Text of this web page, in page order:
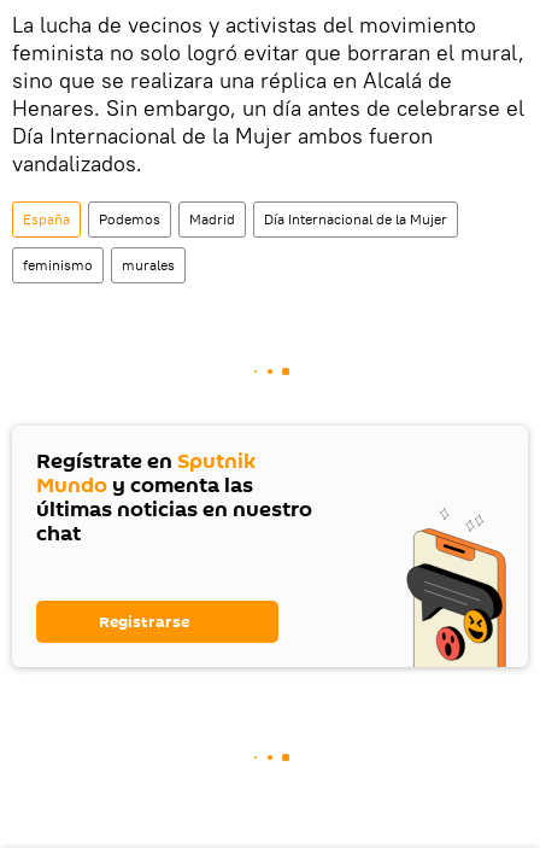
La lucha de vecinos y activistas del movimiento
feminista no solo logró evitar que borraran el mural,
sino que se realizara una réplica en Alcalá de
Henares. Sin embargo, un día antes de celebrarse el
Día Internacional de la Mujer ambos fueron
vandalizados.
España Podemos Madrid Día Internacional de la Mujer
feminismo murales
Regístrate en Sputnik
Mundo y comenta las
últimas noticias en nuestro
chat
Registrarse